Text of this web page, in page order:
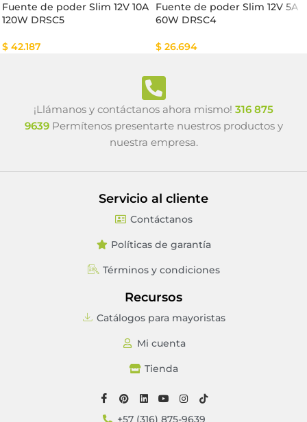
Fuente de poder Slim 12V 10A
120W DRSC5
$ 42.187
Fuente de poder Slim 12V 5A
60W DRSC4
$ 26.694
¡Llámanos y contáctanos ahora mismo! 316 875
9639Permítenos presentarte nuestros productos y
nuestra empresa.
Servicio al cliente
Contáctanos
Políticas de garantía
Términos y condiciones
Recursos
Catálogos para mayoristas
Mi cuenta
Tienda
+57 (316) 875-9639